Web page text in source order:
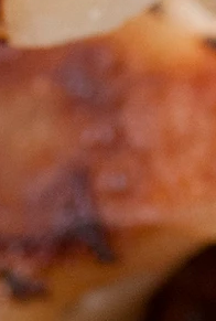
コレクト（代
330円ご負担
＊振込手数料
ご注文金額が
（インターネ
無料の機能は
お送りする商
・返品・交換は
＊商品が到着
さい。
＊当店理由に
着払いで７日